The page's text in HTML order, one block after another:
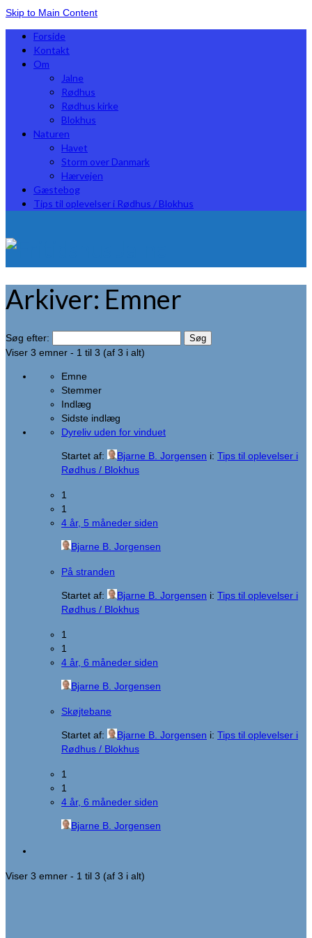
Skip to Main Content
Forside
Kontakt
Om
Jalne
Rødhus
Rødhus kirke
Blokhus
Naturen
Havet
Storm over Danmark
Hærvejen
Gæstebog
Tips til oplevelser i Rødhus / Blokhus
Arkiver: Emner
Søg efter:
Viser 3 emner - 1 til 3 (af 3 i alt)
Emne
Stemmer
Indlæg
Sidste indlæg
Dyreliv uden for vinduet
Startet af: Bjarne B. Jorgensen i: Tips til oplevelser i
Rødhus / Blokhus
1
1
4 år, 5 måneder siden
Bjarne B. Jorgensen
På stranden
Startet af: Bjarne B. Jorgensen i: Tips til oplevelser i
Rødhus / Blokhus
1
1
4 år, 6 måneder siden
Bjarne B. Jorgensen
Skøjtebane
Startet af: Bjarne B. Jorgensen i: Tips til oplevelser i
Rødhus / Blokhus
1
1
4 år, 6 måneder siden
Bjarne B. Jorgensen
Viser 3 emner - 1 til 3 (af 3 i alt)